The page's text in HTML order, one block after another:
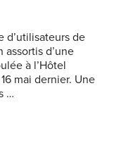
d’utilisateurs de
d’une
à l’Hôtel
mai dernier. Une
…